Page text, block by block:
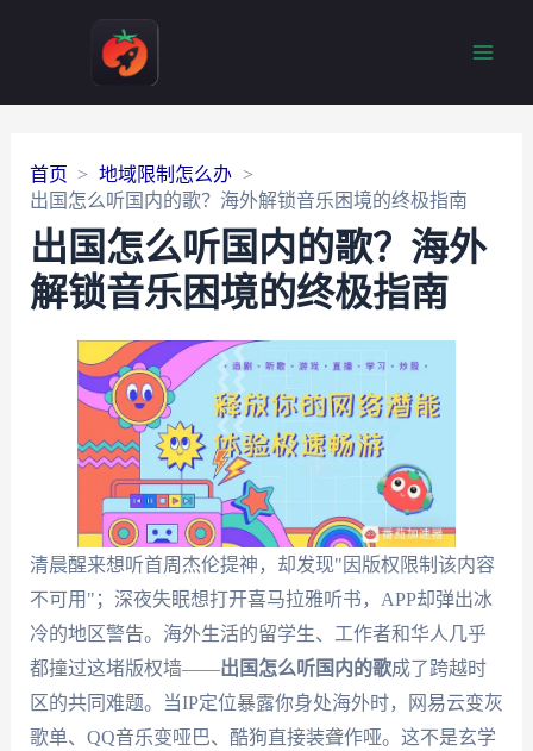
首页
地域限制怎么办
出国怎么听国内的歌？海外解锁音乐困境的终极指南
出国怎么听国内的歌？海外
解锁音乐困境的终极指南
清晨醒来想听首周杰伦提神，却发现"因版权限制该内容
不可用"；深夜失眠想打开喜马拉雅听书，APP却弹出冰
冷的地区警告。海外生活的留学生、工作者和华人几乎
都撞过这堵版权墙——出国怎么听国内的歌成了跨越时
区的共同难题。当IP定位暴露你身处海外时，网易云变灰
歌单、QQ音乐变哑巴、酷狗直接装聋作哑。这不是玄学